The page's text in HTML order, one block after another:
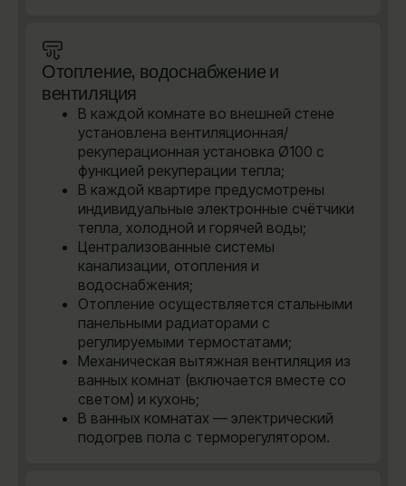
Отопление, водоснабжение и
вентиляция
В каждой комнате во внешней стене
установлена вентиляционная/
рекуперационная установка Ø100 с
функцией рекуперации тепла;
В каждой квартире предусмотрены
индивидуальные электронные счётчики
тепла, холодной и горячей воды;
Централизованные системы
канализации, отопления и
водоснабжения;
Отопление осуществляется стальными
панельными радиаторами с
регулируемыми термостатами;
Механическая вытяжная вентиляция из
ванных комнат (включается вместе со
светом) и кухонь;
В ванных комнатах — электрический
подогрев пола с терморегулятором.